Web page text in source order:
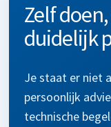
Zelf
duidelijk
Je staat er niet
persoonlijk
technische